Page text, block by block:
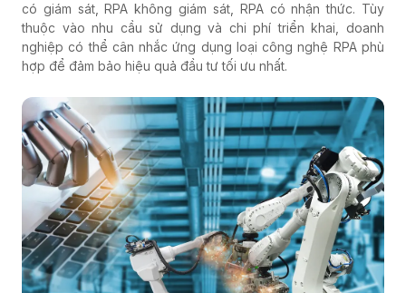
có giám sát, RPA không giám sát, RPA có nhận thức. Tùy
thuộc vào nhu cầu sử dụng và chi phí triển khai, doanh
nghiệp có thể cân nhắc ứng dụng loại công nghệ RPA phù
hợp để đảm bảo hiệu quả đầu tư tối ưu nhất.